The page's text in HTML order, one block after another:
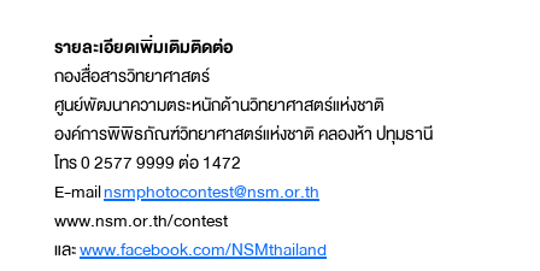
รายละเอียดเพิ่มเติมติดต่อ
กองสื่อสารวิทยาศาสตร์
ศูนย์พัฒนาความตระหนักด้านวิทยาศาสตร์แห่งชาติ
องค์การพิพิธภัณฑ์วิทยาศาสตร์แห่งชาติ คลองห้า ปทุมธานี
โทร 0 2577 9999 ต่อ 1472
E-mailnsmphotocontest@nsm.or.th
www.nsm.or.th/contest
และwww.facebook.com/NSMthailand